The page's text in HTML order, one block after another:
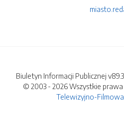
Biuletyn Informacji Publicznej
© 2003 - 2026 Wszystkie prawa
Telewizyjno-Filmowa